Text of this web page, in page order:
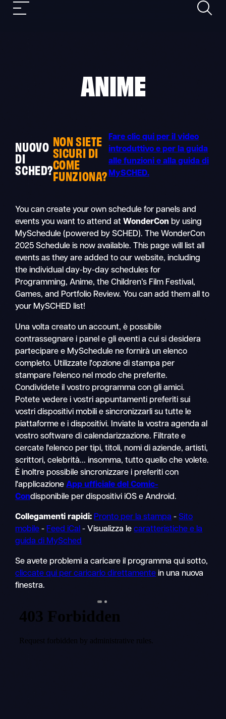
SkipNavigazione
Ricerca
ANIME
NUOVO
DI
SCHED?
NON SIETE
SICURI DI
COME
FUNZIONA?
Fare clic qui per il video
introduttivo e per la guida
alle funzioni e alla guida di
MySCHED.
You can create your own schedule for panels and
events you want to attend at WonderCon by using
MySchedule (powered by SCHED). The WonderCon
2025 Schedule is now available. This page will list all
events as they are added to our website, including
the individual day-by-day schedules for
Programming, Anime, the Children’s Film Festival,
Games, and Portfolio Review. You can add them all to
your MySCHED list!
Una volta creato un account, è possibile
contrassegnare i panel e gli eventi a cui si desidera
partecipare e MySchedule ne fornirà un elenco
completo. Utilizzate l'opzione di stampa per
stampare l'elenco nel modo che preferite.
Condividete il vostro programma con gli amici.
Potete vedere i vostri appuntamenti preferiti sui
vostri dispositivi mobili e sincronizzarli su tutte le
piattaforme e i dispositivi. Inviate la vostra agenda al
vostro software di calendarizzazione. Filtrate e
cercate l'elenco per tipi, titoli, nomi di aziende, artisti,
scrittori, celebrità... insomma, tutto quello che volete.
È inoltre possibile sincronizzare i preferiti con
l'applicazioneApp ufficiale del Comic-
Condisponibile per dispositivi iOS e Android.
Collegamenti rapidi: Pronto per la stampa -Sito
mobile - Feed iCal - Visualizza lecaratteristiche e la
guida di MySched
Se avete problemi a caricare il programma qui sotto,
cliccate qui per caricarlo direttamente in una nuova
finestra.